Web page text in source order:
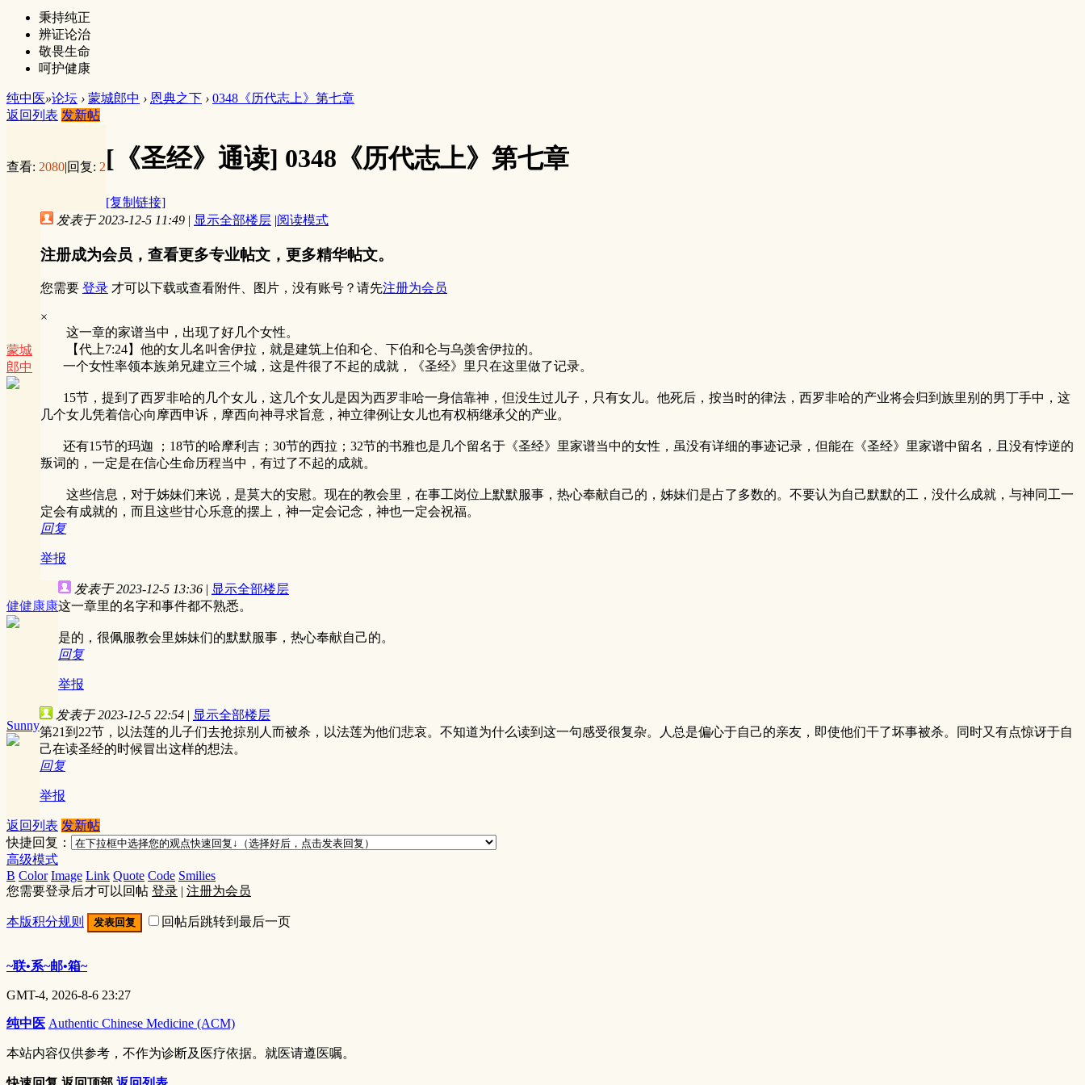
秉持纯正
辨证论治
敬畏生命
呵护健康
纯中医»论坛 › 蒙城郎中 › 恩典之下 › 0348《历代志上》第七章
返回列表 发新帖
查看: 2080|回复: 2[《圣经》通读] 0348《历代志上》第七章
[复制链接]
蒙城
郎中
发表于 2023-12-5 11:49 | 显示全部楼层 |阅读模式
注册成为会员，查看更多专业帖文，更多精华帖文。
您需要 登录 才可以下载或查看附件、图片，没有账号？请先注册为会员
×
这一章的家谱当中，出现了好几个女性。
【代上7:24】他的女儿名叫舍伊拉，就是建筑上伯和仑、下伯和仑与乌羡舍伊拉的。
一个女性率领本族弟兄建立三个城，这是件很了不起的成就，《圣经》里只在这里做了记录。
15节，提到了西罗非哈的几个女儿，这几个女儿是因为西罗非哈一身信靠神，但没生过儿子，只有女儿。他死后，按当时的律法，西罗非哈的产业将会归到族里别的男丁手中，这
几个女儿凭着信心向摩西申诉，摩西向神寻求旨意，神立律例让女儿也有权柄继承父的产业。
还有15节的玛迦 ；18节的哈摩利吉；30节的西拉；32节的书雅也是几个留名于《圣经》里家谱当中的女性，虽没有详细的事迹记录，但能在《圣经》里家谱中留名，且没有悖逆的
叛词的，一定是在信心生命历程当中，有过了不起的成就。
这些信息，对于姊妹们来说，是莫大的安慰。现在的教会里，在事工岗位上默默服事，热心奉献自己的，姊妹们是占了多数的。不要认为自己默默的工，没什么成就，与神同工一
定会有成就的，而且这些甘心乐意的摆上，神一定会记念，神也一定会祝福。
回复
举报
健健康康
发表于 2023-12-5 13:36 | 显示全部楼层
这一章里的名字和事件都不熟悉。
是的，很佩服教会里姊妹们的默默服事，热心奉献自己的。
回复
举报
Sunny
发表于 2023-12-5 22:54 | 显示全部楼层
第21到22节，以法莲的儿子们去抢掠别人而被杀，以法莲为他们悲哀。不知道为什么读到这一句感受很复杂。人总是偏心于自己的亲友，即使他们干了坏事被杀。同时又有点惊讶于自
己在读圣经的时候冒出这样的想法。
回复
举报
返回列表 发新帖
快捷回复：
高级模式
B Color Image Link Quote Code Smilies
您需要登录后才可以回帖 登录 | 注册为会员
本版积分规则 发表回复 回帖后跳转到最后一页
~联•系~邮•箱~
GMT-4, 2026-8-6 23:27
纯中医 Authentic Chinese Medicine (ACM)
本站内容仅供参考，不作为诊断及医疗依据。就医请遵医嘱。